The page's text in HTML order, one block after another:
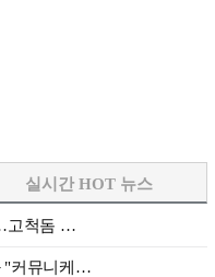
고척돔 …
"커뮤니케…
실시간 HOT 뉴스